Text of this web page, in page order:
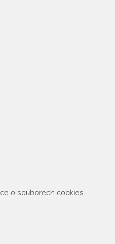
o souborech cookies